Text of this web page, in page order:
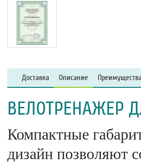
Доставка Описание
ВЕЛОТРЕНАЖЕР
Компактные
дизайн позволяют